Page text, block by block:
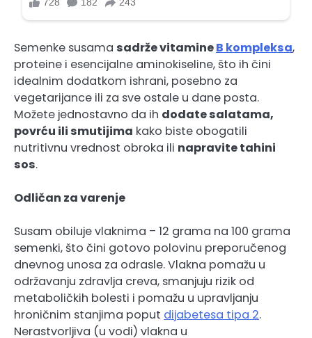
Semenke susama sadrže vitamineB kompleksa,
proteine i esencijalne aminokiseline, što ih čini
idealnim dodatkom ishrani, posebno za
vegetarijance ili za sve ostale u dane posta.
Možete jednostavno da ih dodate salatama,
povrću ili smutijima kako biste obogatili
nutritivnu vrednost obroka ili napravite tahini
sos.
Odličan za varenje
Susam obiluje vlaknima – 12 grama na 100 grama
semenki, što čini gotovo polovinu preporučenog
dnevnog unosa za odrasle. Vlakna pomažu u
održavanju zdravlja creva, smanjuju rizik od
metaboličkih bolesti i pomažu u upravljanju
hroničnim stanjima poput dijabetesa tipa 2.
Nerastvorljiva (u vodi) vlakna u